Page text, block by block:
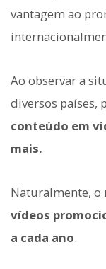
vantagem ao
Ao observar a
diversos países,
conteúdo em
mais.
Naturalmente, o
vídeos
a cada ano.